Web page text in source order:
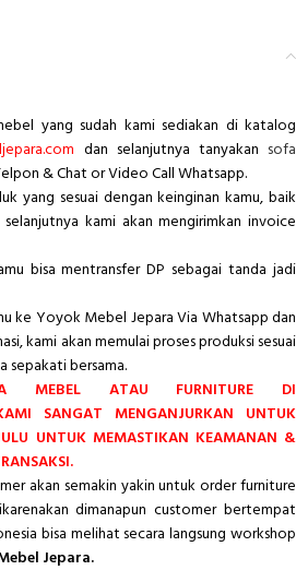
yang sudah kami sediakan di katalog
dan selanjutnya tanyakan sofa
& Chat or Video Call Whatsapp.
yang sesuai dengan keinginan kamu, baik
kami akan mengirimkan invoice
bisa mentransfer DP sebagai tanda jadi
ke Yoyok Mebel Jepara Via Whatsapp dan
kami akan memulai proses produksi sesuai
sepakati bersama.
MEBEL ATAU FURNITURE DI
SANGAT MENGANJURKAN UNTUK
UNTUK MEMASTIKAN KEAMANAN &
akan semakin yakin untuk order furniture
dimanapun customer bertempat
bisa melihat secara langsung workshop
Jepara.